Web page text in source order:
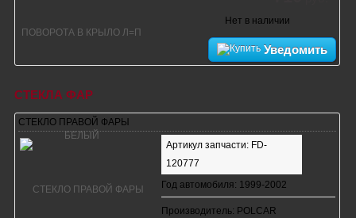
Нет в наличии
Уведомить
СТЕКЛА ФАР
СТЕКЛО ПРАВОЙ ФАРЫ
Артикул запчасти: FD-
120777
Год автомобиля: 1999-2002
Производитель: POLCAR